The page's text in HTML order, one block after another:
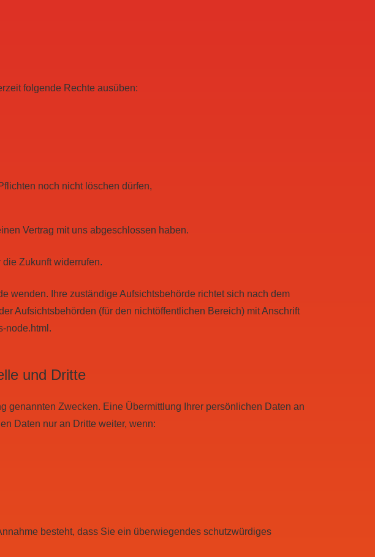
folgende Rechte ausüben:
noch nicht löschen dürfen,
Vertrag mit uns abgeschlossen haben.
Zukunft widerrufen.
wenden. Ihre zuständige Aufsichtsbehörde richtet sich nach dem
Aufsichtsbehörden (für den nichtöffentlichen Bereich) mit Anschrift
node.html.
und Dritte
genannten Zwecken. Eine Übermittlung Ihrer persönlichen Daten an
Daten nur an Dritte weiter, wenn:
besteht, dass Sie ein überwiegendes schutzwürdiges